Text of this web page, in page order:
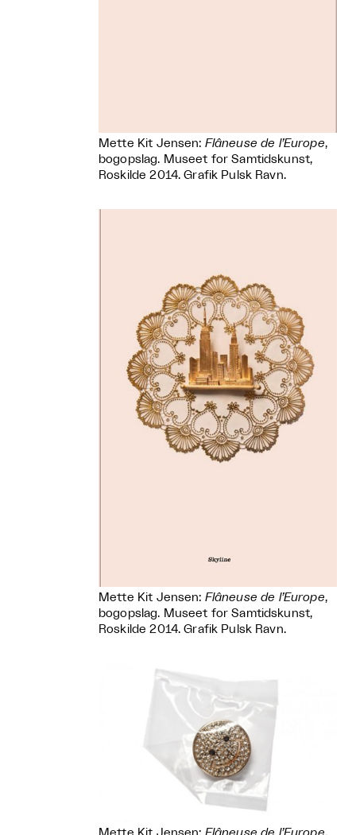
Mette Kit Jensen: Flâneuse de l’Europe,
bogopslag. Museet for Samtidskunst,
Roskilde 2014. Grafik Pulsk Ravn.
Mette Kit Jensen: Flâneuse de l’Europe,
bogopslag. Museet for Samtidskunst,
Roskilde 2014. Grafik Pulsk Ravn.